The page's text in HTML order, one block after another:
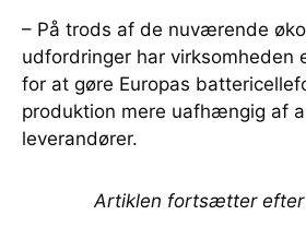
– På trods af de nuværende
udfordringer har virksomheden
for at gøre Europas
produktion mere uafhængig af
leverandører.
Artiklen fortsætter efter